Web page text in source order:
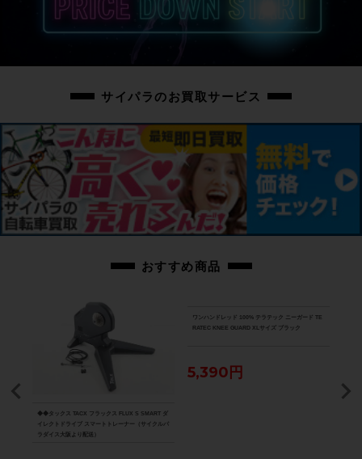
ブレーキ：正常に動作します。
られる車体です。
上記以外の確認とメンテナンスは行っておりません。
付属品：ペダルは付属いたしません。別途ご用意下さい。
画像に無いキズや汚れもございます。※出品後に店頭にて展示しておりますの
で展示キズがございます。※ペダルなどの付属品に関しては写真に写っている
ものですべてとなりますのでご了承ください。
cpt-2605191703-bi-037600568
サイパラのお買取サービス
おすすめ商品
◆◆タックス TACX フラックス FLUX S SMART ダ
イレクトドライブ スマートトレーナー（サイクルパ
ラダイス大阪より配送）
ワンハンドレッド 100% テラテック ニーガード TE
RATEC KNEE GUARD XLサイズ ブラック
5,390円